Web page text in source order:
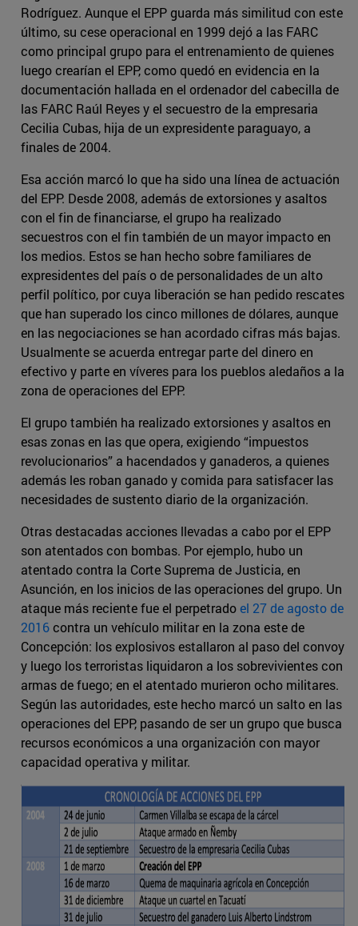
Rodríguez. Aunque el EPP guarda más similitud con este
último, su cese operacional en 1999 dejó a las FARC
como principal grupo para el entrenamiento de quienes
luego crearían el EPP, como quedó en evidencia en la
documentación hallada en el ordenador del cabecilla de
las FARC Raúl Reyes y el secuestro de la empresaria
Cecilia Cubas, hija de un expresidente paraguayo, a
finales de 2004.
Esa acción marcó lo que ha sido una línea de actuación
del EPP. Desde 2008, además de extorsiones y asaltos
con el fin de financiarse, el grupo ha realizado
secuestros con el fin también de un mayor impacto en
los medios. Estos se han hecho sobre familiares de
expresidentes del país o de personalidades de un alto
perfil político, por cuya liberación se han pedido rescates
que han superado los cinco millones de dólares, aunque
en las negociaciones se han acordado cifras más bajas.
Usualmente se acuerda entregar parte del dinero en
efectivo y parte en víveres para los pueblos aledaños a la
zona de operaciones del EPP.
El grupo también ha realizado extorsiones y asaltos en
esas zonas en las que opera, exigiendo “impuestos
revolucionarios” a hacendados y ganaderos, a quienes
además les roban ganado y comida para satisfacer las
necesidades de sustento diario de la organización.
Otras destacadas acciones llevadas a cabo por el EPP
son atentados con bombas. Por ejemplo, hubo un
atentado contra la Corte Suprema de Justicia, en
Asunción, en los inicios de las operaciones del grupo. Un
ataque más reciente fue el perpetradoel 27 de agosto de
2016contra un vehículo militar en la zona este de
Concepción: los explosivos estallaron al paso del convoy
y luego los terroristas liquidaron a los sobrevivientes con
armas de fuego; en el atentado murieron ocho militares.
Según las autoridades, este hecho marcó un salto en las
operaciones del EPP, pasando de ser un grupo que busca
recursos económicos a una organización con mayor
capacidad operativa y militar.